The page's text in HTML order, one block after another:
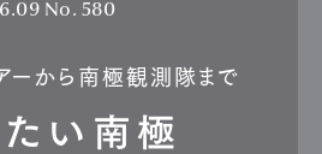
No. 580
ーから南極観測隊まで
い南極